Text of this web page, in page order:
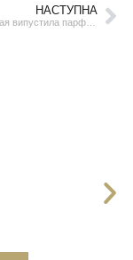
НАСТУПНА
Принцеса Дубая випустила парфуми на честь розлучення з чоловіком